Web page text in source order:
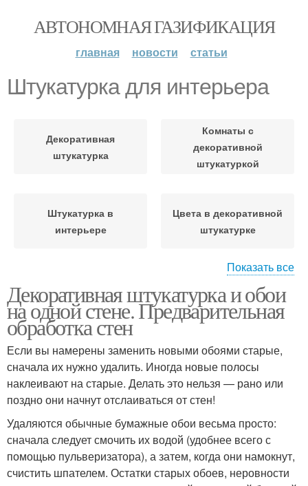
АВТОНОМНАЯ ГАЗИФИКАЦИЯ
главная новости статьи
Штукатурка для интерьера
Декоративная
штукатурка
Комнаты с
декоративной
штукатуркой
Штукатурка в
интерьере
Цвета в декоративной
штукатурке
штукатурка
Обои под штукатурку
Штукатурка в
современном
интерьере
Переход с
декоративной
штукатурки
Штукатурки к обоям Фактурная штукатурка
Показать все
Декоративная штукатурка и обои
на одной стене. Предварительная
обработка стен
Если вы намерены заменить новыми обоями старые,
сначала их нужно удалить. Иногда новые полосы
наклеивают на старые. Делать это нельзя — рано или
поздно они начнут отслаиваться от стен!
Удаляются обычные бумажные обои весьма просто:
сначала следует смочить их водой (удобнее всего с
помощью пульверизатора), а затем, когда они намокнут,
счистить шпателем. Остатки старых обоев, неровности